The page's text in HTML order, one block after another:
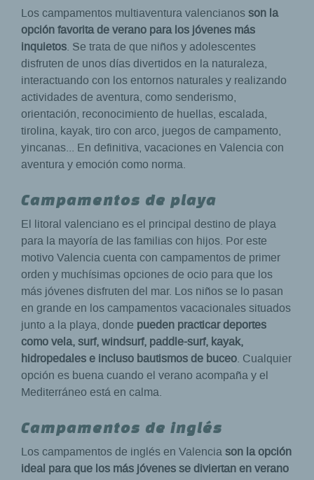
Los campamentos multiaventura valencianosson la
opción favorita de verano para los jóvenes más
inquietos. Se trata de que niños y adolescentes
disfruten de unos días divertidos en la naturaleza,
interactuando con los entornos naturales y realizando
actividades de aventura, como senderismo,
orientación, reconocimiento de huellas, escalada,
tirolina, kayak, tiro con arco, juegos de campamento,
yincanas... En definitiva, vacaciones en Valencia con
aventura y emoción como norma.
Campamentos de playa
El litoral valenciano es el principal destino de playa
para la mayoría de las familias con hijos. Por este
motivo Valencia cuenta con campamentos de primer
orden y muchísimas opciones de ocio para que los
más jóvenes disfruten del mar. Los niños se lo pasan
en grande en los campamentos vacacionales situados
junto a la playa, donde pueden practicar deportes
como vela, surf, windsurf, paddle-surf, kayak,
hidropedales e incluso bautismos de buceo. Cualquier
opción es buena cuando el verano acompaña y el
Mediterráneo está en calma.
Campamentos de inglés
Los campamentos de inglés en Valenciason la opción
ideal para que los más jóvenes se diviertan en verano